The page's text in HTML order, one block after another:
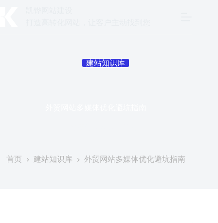
建站知识库
首页 建站知识库 外贸网站多媒体优化避坑指南